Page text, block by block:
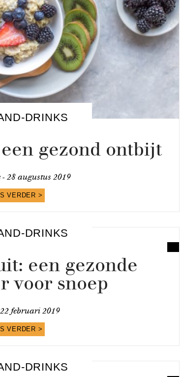
DRINKS
gezond ontbijt
- 28 augustus 2019
VERDER >
DRINKS
een gezonde
voor snoep
22 februari 2019
VERDER >
DRINKS